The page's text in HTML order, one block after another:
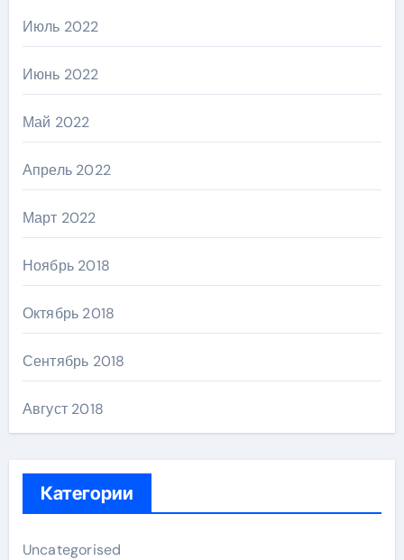
Июль 2022
Июнь 2022
Май 2022
Апрель 2022
Март 2022
Ноябрь 2018
Октябрь 2018
Сентябрь 2018
Август 2018
Категории
Uncategorised